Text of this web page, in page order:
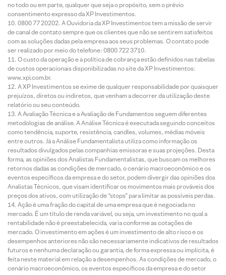
no todo ou em parte, qualquer que seja o propósito, sem o prévio
consentimento expresso da XP Investimentos.
0800 77 20202. A Ouvidoria da XP Investimentos tem a missão de servir
de canal de contato sempre que os clientes que não se sentirem satisfeitos
com as soluções dadas pela empresa aos seus problemas. O contato pode
ser realizado por meio do telefone: 0800 722 3710.
O custo da operação e a política de cobrança estão definidos nas tabelas
de custos operacionais disponibilizadas no site da XP Investimentos:
www.xpi.com.br.
A XP Investimentos se exime de qualquer responsabilidade por quaisquer
prejuízos, diretos ou indiretos, que venham a decorrer da utilização deste
relatório ou seu conteúdo.
A Avaliação Técnica e a Avaliação de Fundamentos seguem diferentes
metodologias de análise. A Análise Técnica é executada seguindo conceitos
como tendência, suporte, resistência, candles, volumes, médias móveis
entre outros. Já a Análise Fundamentalista utiliza como informação os
resultados divulgados pelas companhias emissoras e suas projeções. Desta
forma, as opiniões dos Analistas Fundamentalistas, que buscam os melhores
retornos dadas as condições de mercado, o cenário macroeconômico e os
eventos específicos da empresa e do setor, podem divergir das opiniões dos
Analistas Técnicos, que visam identificar os movimentos mais prováveis dos
preços dos ativos, com utilização de “stops” para limitar as possíveis perdas.
Ação é uma fração do capital de uma empresa que é negociada no
mercado. É um título de renda variável, ou seja, um investimento no qual a
rentabilidade não é preestabelecida, varia conforme as cotações de
mercado. O investimento em ações é um investimento de alto risco e os
desempenhos anteriores não são necessariamente indicativos de resultados
futuros e nenhuma declaração ou garantia, de forma expressa ou implícita, é
feita neste material em relação a desempenhos. As condições de mercado, o
cenário macroeconômico, os eventos específicos da empresa e do setor